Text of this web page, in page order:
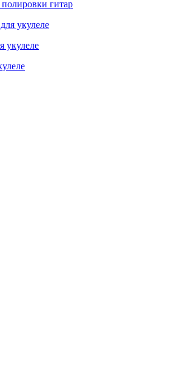
гитар
укулеле
укулеле